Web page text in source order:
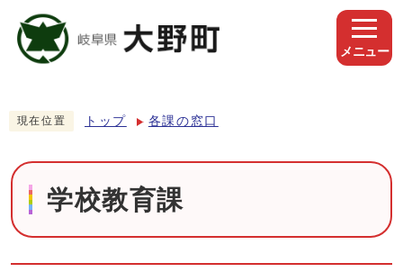
メニュー
現在位置 トップ 各課の窓口
学校教育課